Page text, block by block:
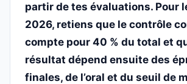
partir de tes évaluations. Pour
2026, retiens que le contrôle
compte pour 40 % du total et
résultat dépend ensuite des
finales, de l’oral et du seuil de